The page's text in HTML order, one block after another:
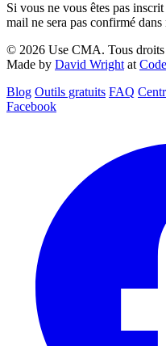
Si vous ne vous êtes pas
mail ne sera pas confirmé
© 2026 Use CMA. Tous droits
Made by David Wright at
Blog‎ Outils gratuits FAQ
Facebook